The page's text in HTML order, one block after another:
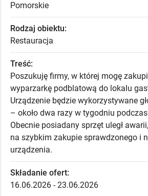
Pomorskie
Rodzaj obiektu:
Restauracja
Treść:
Poszukuję firmy, w której mogę
wyparzarkę podblatową do lokalu
Urządzenie będzie wykorzystywane
– około dwa razy w tygodniu
Obecnie posiadany sprzęt uległ
na szybkim zakupie sprawdzonego i
urządzenia.
Składanie ofert:
16.06.2026 - 23.06.2026